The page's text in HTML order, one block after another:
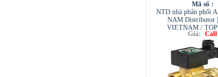
Mã số :
NTD nhà phân phối
NAM Distributor
VIETNAM /
VIETNAM /
/ TESCOM
Giá: Call